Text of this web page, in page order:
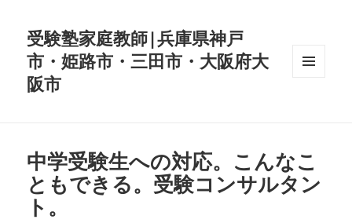
受験塾家庭教師|兵庫県神戸
市・姫路市・三田市・大阪府大
阪市
中学受験生への対応。こんなこ
ともできる。受験コンサルタン
ト。